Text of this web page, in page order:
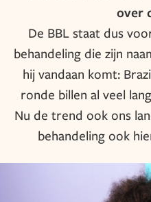
over
De BBL staat dus
behandeling die zijn
hij vandaan komt:
ronde billen al veel
Nu de trend ook ons
behandeling ook